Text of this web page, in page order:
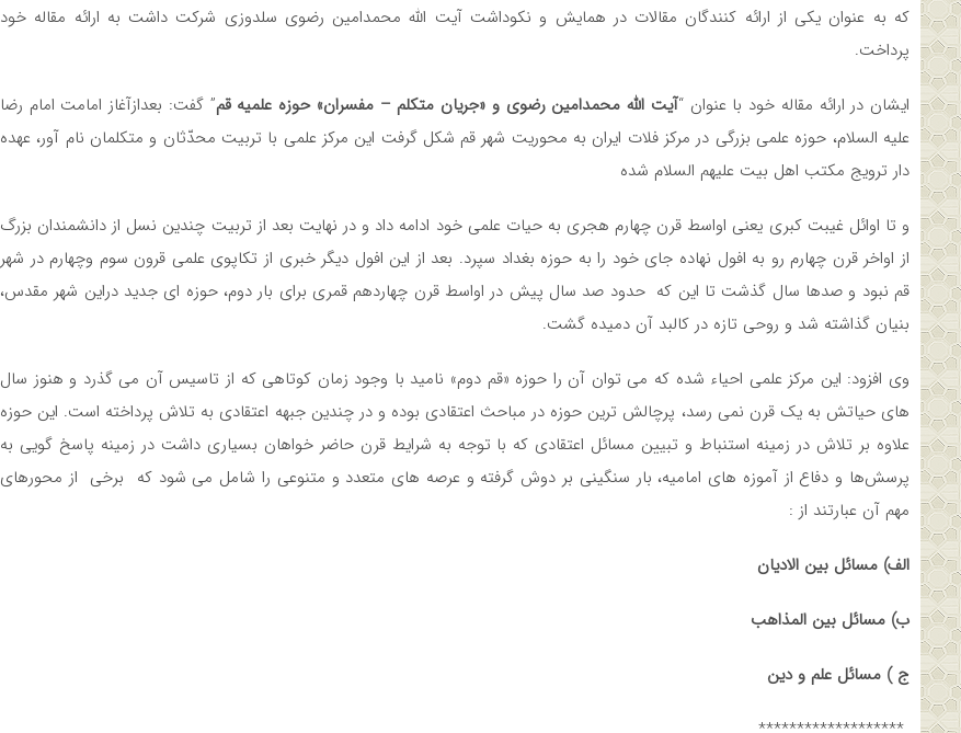
که به عنوان یکی از ارائه کنندگان مقالات در همایش و نکوداشت آیت الله محمدامین رضوی سلدوزی شرکت داشت به ارائه مقاله خود
پرداخت.
ایشان در ارائه مقاله خود با عنوان “آیت الله محمدامین رضوی و «جریان متکلم – مفسران» حوزه علمیه قم” گفت: بعدازآغاز امامت امام رضا
علیه السلام، حوزه علمی بزرگی در مرکز فلات ایران به محوریت شهر قم شکل گرفت این مرکز علمی با تربیت محدّثان و متکلمان نام آور، عهده
دار ترویج مکتب اهل بیت علیهم السلام شده
و تا اوائل غیبت کبری یعنی اواسط قرن چهارم هجری به حیات علمی خود ادامه داد و در نهایت بعد از تربیت چندین نسل از دانشمندان بزرگ
از اواخر قرن چهارم رو به افول نهاده جای خود را به حوزه بغداد سپرد. بعد از این افول دیگر خبری از تکاپوی علمی قرون سوم وچهارم در شهر
قم نبود و صدها سال گذشت تا این که حدود صد سال پیش در اواسط قرن چهاردهم قمری برای بار دوم، حوزه ای جدید دراین شهر مقدس،
بنیان گذاشته شد و روحی تازه در کالبد آن دمیده گشت.
وی افزود: این مرکز علمی احیاء شده که می توان آن را حوزه «قم دوم» نامید با وجود زمان کوتاهی که از تاسیس آن می گذرد و هنوز سال
های حیاتش به یک قرن نمی رسد، پرچالش ترین حوزه در مباحث اعتقادی بوده و در چندین جبهه اعتقادی به تلاش پرداخته است. این حوزه
علاوه بر تلاش در زمینه استنباط و تبیین مسائل اعتقادی که با توجه به شرایط قرن حاضر خواهان بسیاری داشت در زمینه پاسخ گویی به
پرسش‌ها و دفاع از آموزه های امامیه، بار سنگینی بر دوش گرفته و عرصه های متعدد و متنوعی را شامل می شود که برخی از محورهای
مهم آن عبارتند از :
الف) مسائل بین الادیان
ب) مسائل بین المذاهب
ج ) مسائل علم و دین